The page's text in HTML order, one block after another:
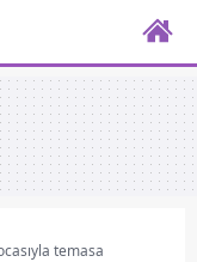
temasa